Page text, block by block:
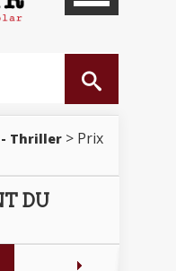
- Thriller > Prix
DU